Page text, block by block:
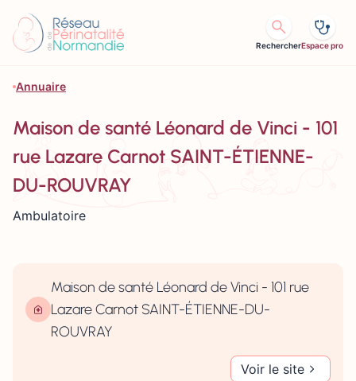
RechercherEspace pro
Annuaire
Maison de santé Léonard de Vinci - 101
rue Lazare Carnot SAINT-ÉTIENNE-
DU-ROUVRAY
Ambulatoire
Maison de santé Léonard de Vinci - 101 rue
Lazare Carnot SAINT-ÉTIENNE-DU-
ROUVRAY
Voir le site